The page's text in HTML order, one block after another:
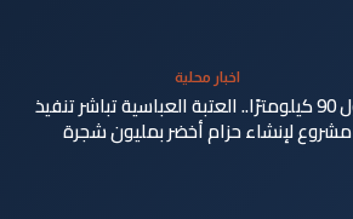
اخبار محلية
بطول 90 كيلومترًا.. العتبة العباسية تباشر تنفيذ
مشروع لإنشاء حزام أخضر بمليون شجرة